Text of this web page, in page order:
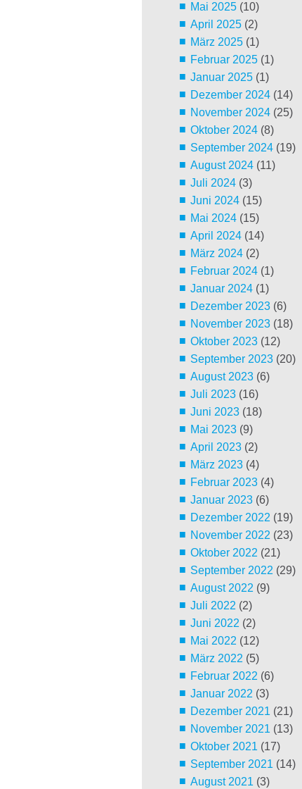
Mai 2025(10)
April 2025(2)
März 2025(1)
Februar 2025(1)
Januar 2025(1)
Dezember 2024(14)
November 2024(25)
Oktober 2024(8)
September 2024(19)
August 2024(11)
Juli 2024(3)
Juni 2024(15)
Mai 2024(15)
April 2024(14)
März 2024(2)
Februar 2024(1)
Januar 2024(1)
Dezember 2023(6)
November 2023(18)
Oktober 2023(12)
September 2023(20)
August 2023(6)
Juli 2023(16)
Juni 2023(18)
Mai 2023(9)
April 2023(2)
März 2023(4)
Februar 2023(4)
Januar 2023(6)
Dezember 2022 (19)
November 2022 (23)
Oktober 2022 (21)
September 2022 (29)
August 2022 (9)
Juli 2022 (2)
Juni 2022 (2)
Mai 2022 (12)
März 2022 (5)
Februar 2022 (6)
Januar 2022 (3)
Dezember 2021 (21)
November 2021 (13)
Oktober 2021 (17)
September 2021 (14)
August 2021 (3)